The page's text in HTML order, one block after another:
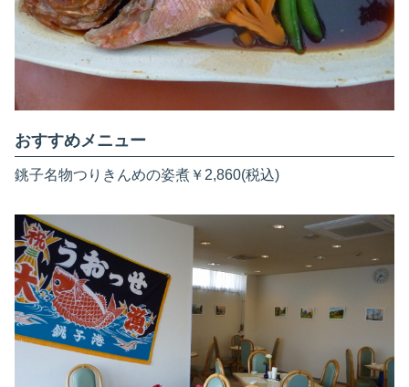
おすすめメニュー
銚子名物つりきんめの姿煮￥2,860(税込)